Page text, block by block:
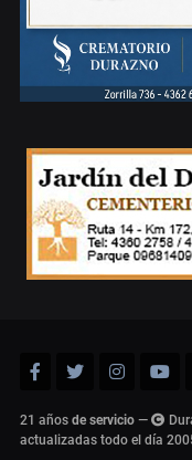
21 años de servicio —
actualizadas todo el día